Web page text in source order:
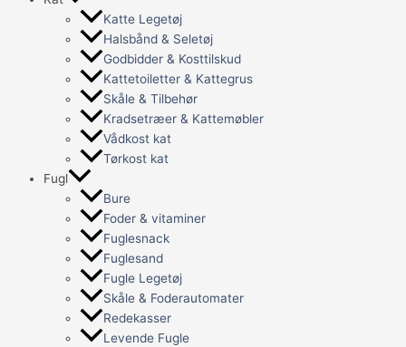
Katte Legetøj
Halsbånd & Seletøj
Godbidder & Kosttilskud
Kattetoiletter & Kattegrus
Skåle & Tilbehør
Kradsetræer & Kattemøbler
Vådkost kat
Tørkost kat
Fugl
Bure
Foder & vitaminer
Fuglesnack
Fuglesand
Fugle Legetøj
Skåle & Foderautomater
Redekasser
Levende Fugle